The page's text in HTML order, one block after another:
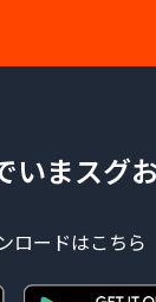
いまスグ
ロードはこちら